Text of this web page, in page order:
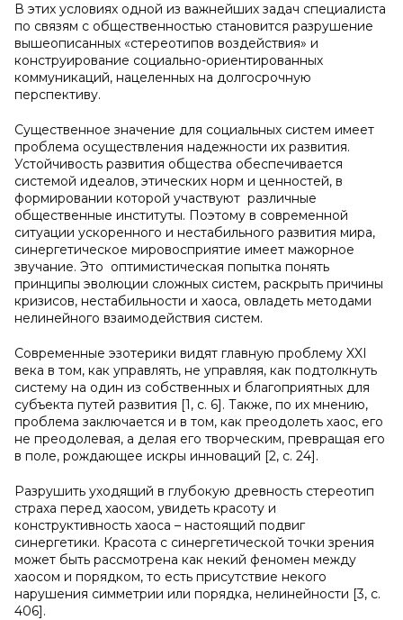
В этих условиях одной из важнейших задач специалиста
по связям с общественностью становится разрушение
вышеописанных «стереотипов воздействия» и
конструирование социально-ориентированных
коммуникаций, нацеленных на долгосрочную
перспективу.
Существенное значение для социальных систем имеет
проблема осуществления надежности их развития.
Устойчивость развития общества обеспечивается
системой идеалов, этических норм и ценностей, в
формировании которой участвуют различные
общественные институты. Поэтому в современной
ситуации ускоренного и нестабильного развития мира,
синергетическое мировосприятие имеет мажорное
звучание. Это оптимистическая попытка понять
принципы эволюции сложных систем, раскрыть причины
кризисов, нестабильности и хаоса, овладеть методами
нелинейного взаимодействия систем.
Современные эзотерики видят главную проблему XXI
века в том, как управлять, не управляя, как подтолкнуть
систему на один из собственных и благоприятных для
субъекта путей развития [1, с. 6]. Также, по их мнению,
проблема заключается и в том, как преодолеть хаос, его
не преодолевая, а делая его творческим, превращая его
в поле, рождающее искры инноваций [2, с. 24].
Разрушить уходящий в глубокую древность стереотип
страха перед хаосом, увидеть красоту и
конструктивность хаоса – настоящий подвиг
синергетики. Красота с синергетической точки зрения
может быть рассмотрена как некий феномен между
хаосом и порядком, то есть присутствие некого
нарушения симметрии или порядка, нелинейности [3, с.
406].